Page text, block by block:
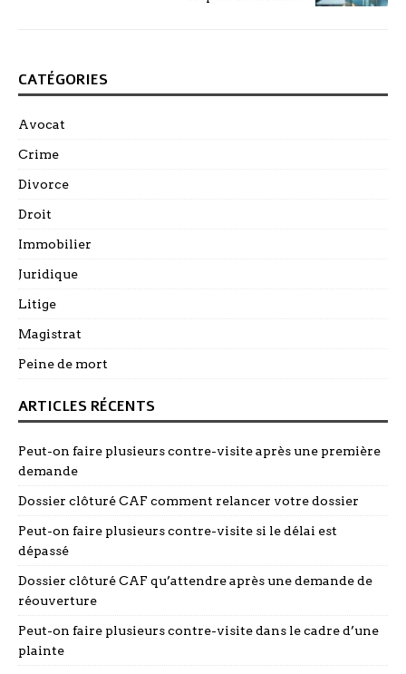
CATÉGORIES
Avocat
Crime
Divorce
Droit
Immobilier
Juridique
Litige
Magistrat
Peine de mort
ARTICLES RÉCENTS
Peut-on faire plusieurs contre-visite après une première
demande
Dossier clôturé CAF comment relancer votre dossier
Peut-on faire plusieurs contre-visite si le délai est
dépassé
Dossier clôturé CAF qu’attendre après une demande de
réouverture
Peut-on faire plusieurs contre-visite dans le cadre d’une
plainte